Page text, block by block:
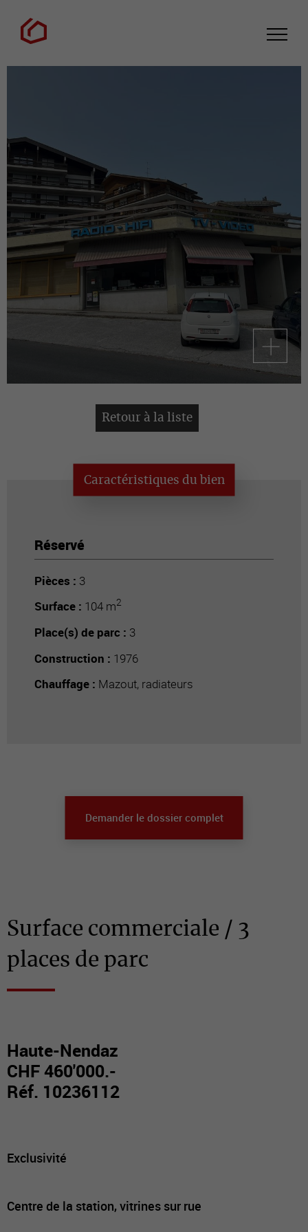
Retour à la liste
Caractéristiques du bien
Réservé
Pièces : 3
Surface : 104 m2
Place(s) de parc : 3
Construction : 1976
Chauffage : Mazout, radiateurs
Surface commerciale / 3
places de parc
Haute-Nendaz
CHF 460'000.-
Réf. 10236112
Exclusivité
Centre de la station, vitrines sur rue
Demander le dossier complet